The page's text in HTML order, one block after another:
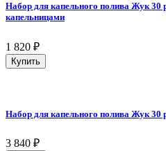
Набор для капельного полива Жук 30
капельницами
1 820 ₽
Купить
Набор для капельного полива Жук 30
3 840 ₽